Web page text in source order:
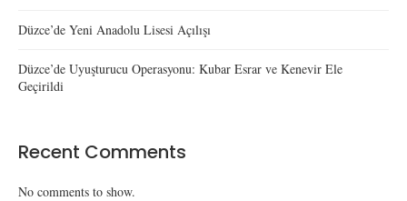
Düzce’de Yeni Anadolu Lisesi Açılışı
Düzce’de Uyuşturucu Operasyonu: Kubar Esrar ve Kenevir Ele
Geçirildi
Recent Comments
No comments to show.